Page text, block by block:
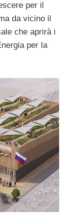
per il
da vicino il
che aprirà i
per la